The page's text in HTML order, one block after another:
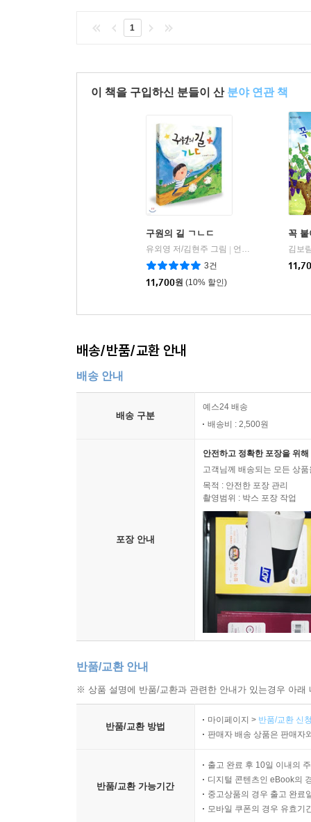
1
이 책을 구입하신 분들이 산 분야 연관 책
구원의 길 ㄱㄴㄷ
유외영 저/김현주 그림
언약의책
3건
11,700원 (10% 할인)
꼭
김보
배송/반품/교환 안내
배송 안내
배송 구분
예스24 배송
배송비 : 2,500원
포장 안내
안전하고 정확한 포장을 위
고객님께 배송되는 모든 상
목적 : 안전한 포장 관리
촬영범위 : 박스 포장 작업
반품/교환 안내
※ 상품 설명에 반품/교환과 관련한 안내가 있는경우 아
반품/교환 방법
마이페이지 > 반품/교환 신
판매자 배송 상품은 판매자
반품/교환 가능기간
출고 완료 후 10일 이내의
디지털 콘텐츠인 eBook의
중고상품의 경우 출고 완료
모바일 쿠폰의 경우 유효기